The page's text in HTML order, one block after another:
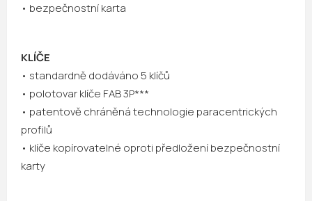
• bezpečnostní karta
KLÍČE
• standardně dodáváno 5 klíčů
• polotovar klíče FAB 3P***
• patentově chráněná technologie paracentrických
profilů
• klíče kopírovatelné oproti předložení bezpečnostní
karty